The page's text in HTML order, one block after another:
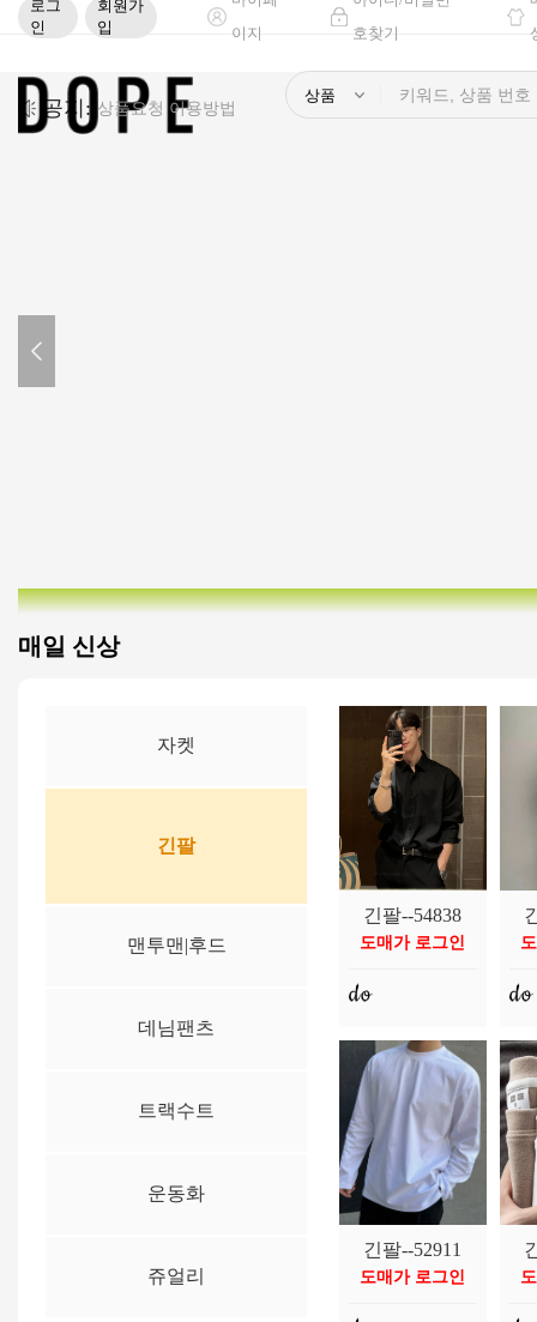
로그
인
회원가
입
이지
호찾기
공지: 2026 설 연휴 및 춘절 휴무 안내
추석연휴 휴무 공지
매일 신상
자켓
데님팬츠
트랙수트
운동화
쥬얼리
자켓--55055
도매가 로그인
자켓--54989
도매가 로그인
긴팔--54838
도매가 로그인
긴팔--52911
도매가 로그인
맨투맨|후드--54595
도매가 로그인
맨투맨|후드--54239
도매가 로그인
데님팬츠--55001
도매가 로그인
데님팬츠--54816
도매가 로그인
트랙수트--54630
도매가 로그인
트랙수트--53639
도매가 로그인
운동화--54594
도매가 로그인
운동화--54137
도매가 로그인
쥬얼리--55053
도매가 로그인
쥬얼리--54581
도매가 로그인